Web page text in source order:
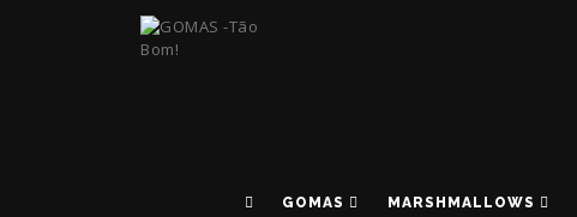
GOMAS MARSHMALLOWS